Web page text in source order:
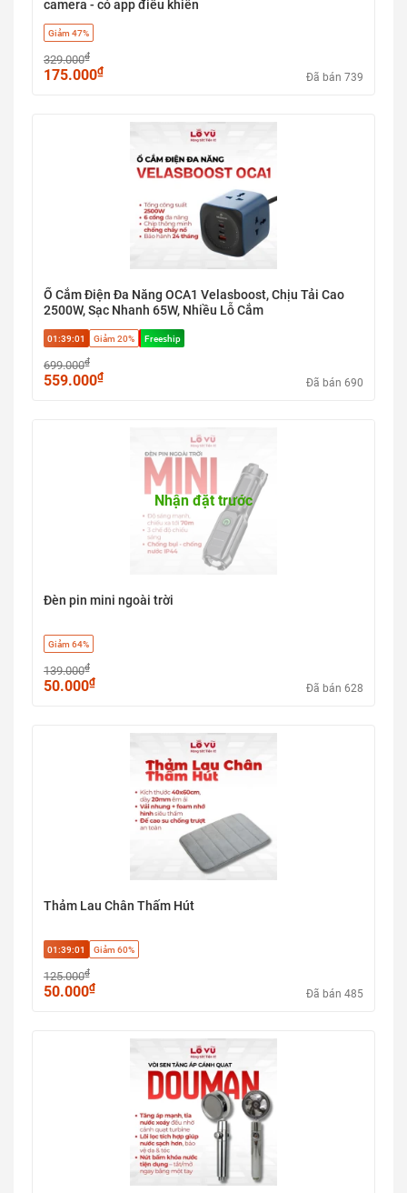
camera - có app điều khiển
Giảm 47%
329.000₫
175.000₫ Đã bán 739
Ổ Cắm Điện Đa Năng OCA1 Velasboost, Chịu Tải Cao
2500W, Sạc Nhanh 65W, Nhiều Lỗ Cắm
01:39:00 Giảm 20% Freeship
699.000₫
559.000₫ Đã bán 690
Nhận đặt trước
Đèn pin mini ngoài trời
Giảm 64%
139.000₫
50.000₫ Đã bán 628
Thảm Lau Chân Thấm Hút
01:39:00 Giảm 60%
125.000₫
50.000₫ Đã bán 485